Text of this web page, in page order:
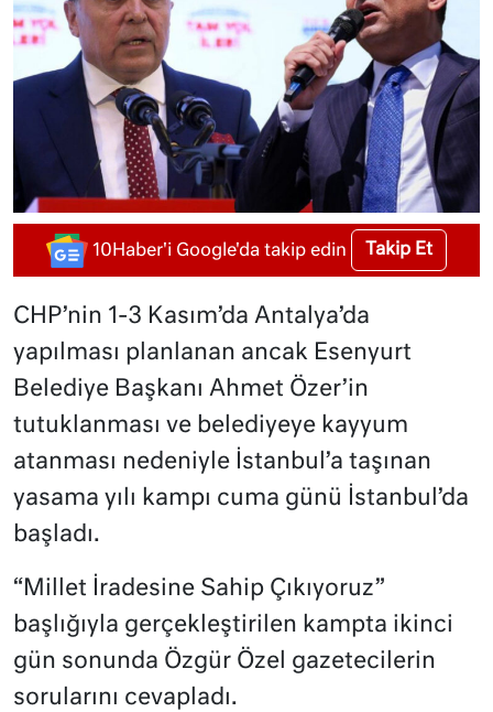
10Haber'i Google'da takip edin Takip Et
CHP’nin 1-3 Kasım’da Antalya’da
yapılması planlanan ancak Esenyurt
Belediye Başkanı Ahmet Özer’in
tutuklanması ve belediyeye kayyum
atanması nedeniyle İstanbul’a taşınan
yasama yılı kampı cuma günü İstanbul’da
başladı.
“Millet İradesine Sahip Çıkıyoruz”
başlığıyla gerçekleştirilen kampta ikinci
gün sonunda Özgür Özel gazetecilerin
sorularını cevapladı.